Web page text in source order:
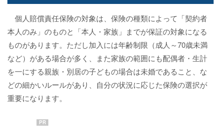
個人賠償責任保険の対象は、保険の種類によって「契約者
本人のみ」のものと「本人・家族」までが保証の対象になる
ものがあります。ただし加入には年齢制限（成人～70歳未満
など）がある場合が多く、また家族の範囲にも配偶者・生計
を一にする親族・別居の子どもの場合は未婚であること、な
どの細かいルールがあり、自分の状況に応じた保険の選択が
重要になります。
PR